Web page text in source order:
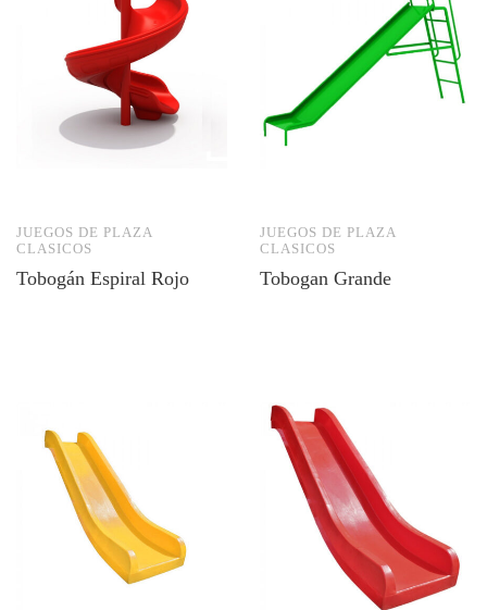
JUEGOS DE PLAZA
CLASICOS
Tobogán Espiral Rojo
JUEGOS DE PLAZA
CLASICOS
Tobogan Grande